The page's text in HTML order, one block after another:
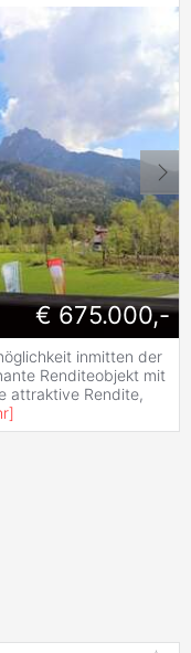
€ 675.000,-
inmitten der
Renditeobjekt mit
attraktive Rendite,
]